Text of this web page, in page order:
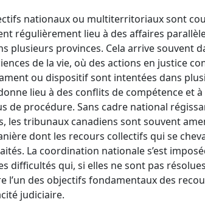
nationaux ou multiterritoriaux sont
régulièrement lieu à des affaires
plusieurs provinces. Cela arrive souvent
de la vie, où des actions en justice
ou dispositif sont intentées dans
lieu à des conflits de compétence et à
de procédure. Sans cadre national
les tribunaux canadiens sont souvent
dont les recours collectifs qui se
La coordination nationale s’est
difficultés qui, si elles ne sont pas
l’un des objectifs fondamentaux des
judiciaire.